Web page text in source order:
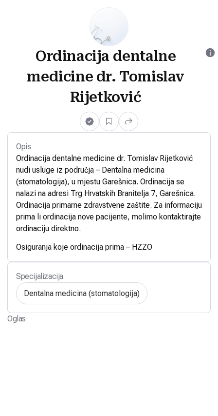
Ordinacija dentalne
medicine dr. Tomislav
Rijetković
Opis
Ordinacija dentalne medicine dr. Tomislav Rijetković
nudi usluge iz područja – Dentalna medicina
(stomatologija), u mjestu Garešnica. Ordinacija se
nalazi na adresi Trg Hrvatskih Branitelja 7, Garešnica.
Ordinacija primarne zdravstvene zaštite. Za informaciju
prima li ordinacija nove pacijente, molimo kontaktirajte
ordinaciju direktno.
Osiguranja koje ordinacija prima – HZZO
Specijalizacija
Dentalna medicina (stomatologija)
Oglas